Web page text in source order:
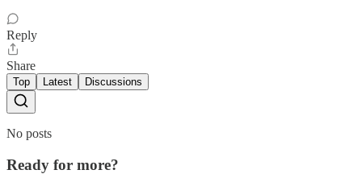
Reply
Share
Top Latest Discussions
No posts
Ready for more?